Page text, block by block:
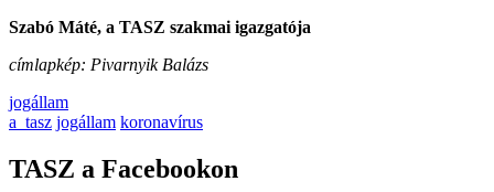
Szabó Máté, a TASZ szakmai igazgatója
címlapkép: Pivarnyik Balázs
jogállam
a_tasz jogállam koronavírus
TASZ a Facebookon